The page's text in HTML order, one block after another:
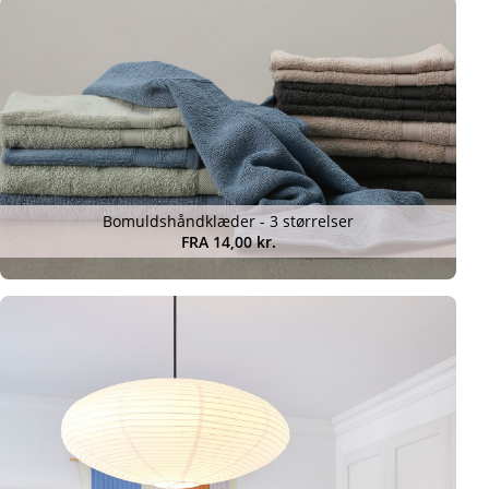
Bomuldshåndklæder - 3 størrelser
FRA 14,00 kr.